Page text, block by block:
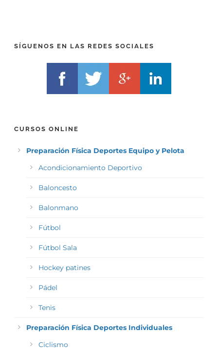
SÍGUENOS EN LAS REDES SOCIALES
CURSOS ONLINE
Preparación Física Deportes Equipo y Pelota
Acondicionamiento Deportivo
Baloncesto
Balonmano
Fútbol
Fútbol Sala
Hockey patines
Pádel
Tenis
Preparación Física Deportes Individuales
Ciclismo